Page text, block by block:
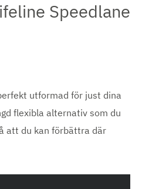
Speedlane
utformad för just dina
flexibla alternativ som du
att du kan förbättra där